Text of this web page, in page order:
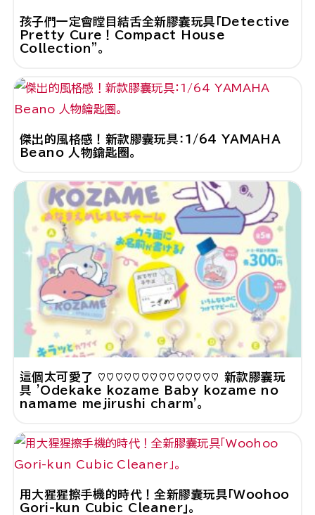
孩子們一定會瞠目結舌全新膠囊玩具「Detective
Pretty Cure！Compact House
Collection"。
傑出的風格感！新款膠囊玩具：1/64 YAMAHA
Beano 人物鑰匙圈。
這個太可愛了 ♡♡♡♡♡♡♡♡♡♡♡♡♡♡ 新款膠囊玩
具 'Odekake kozame Baby kozame no
namame mejirushi charm'。
用大猩猩擦手機的時代！全新膠囊玩具「Woohoo
Gori-kun Cubic Cleaner」。